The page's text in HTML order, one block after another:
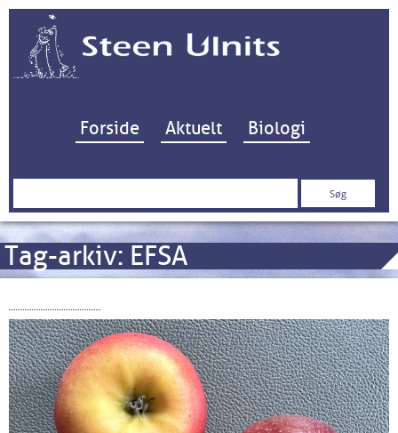
Hop til indhold
Forside Aktuelt Biologi
Søg
Tag-arkiv: EFSA